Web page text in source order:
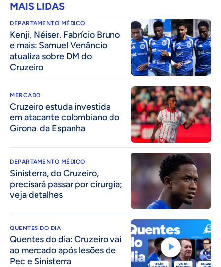
MAIS LIDAS
DEPARTAMENTO MÉDICO
Kenji, Néiser, Fabrício Bruno
e mais: Samuel Venâncio
atualiza sobre DM do
Cruzeiro
MERCADO
Cruzeiro estuda investida
em atacante colombiano do
Girona, da Espanha
DEPARTAMENTO MÉDICO
Sinisterra, do Cruzeiro,
precisará passar por cirurgia;
veja detalhes
QUENTES DO DIA
Quentes do dia: Cruzeiro vai
ao mercado após lesões de
Pec e Sinisterra